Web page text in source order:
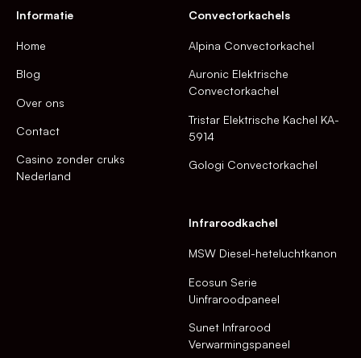
Informatie
Home
Blog
Over ons
Contact
Casino zonder cruks
Nederland
Convectorkachels
Alpina Convectorkachel
Auronic Elektrische
Convectorkachel
Tristar Elektrische Kachel KA-
5914
Gologi Convectorkachel
Infraroodkachel
MSW Diesel-heteluchtkanon
Ecosun Serie
Uinfraroodpaneel
Sunet Infrarood
Verwarmingspaneel